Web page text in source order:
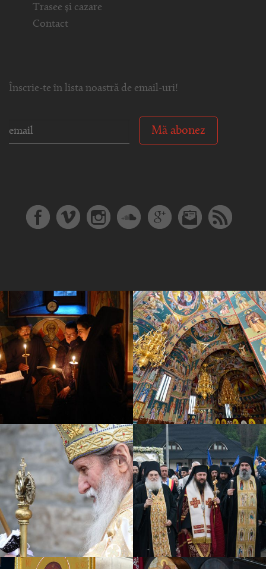
Trasee și cazare
Contact
Înscrie-te în lista noastră de email-uri!
Mă abonez